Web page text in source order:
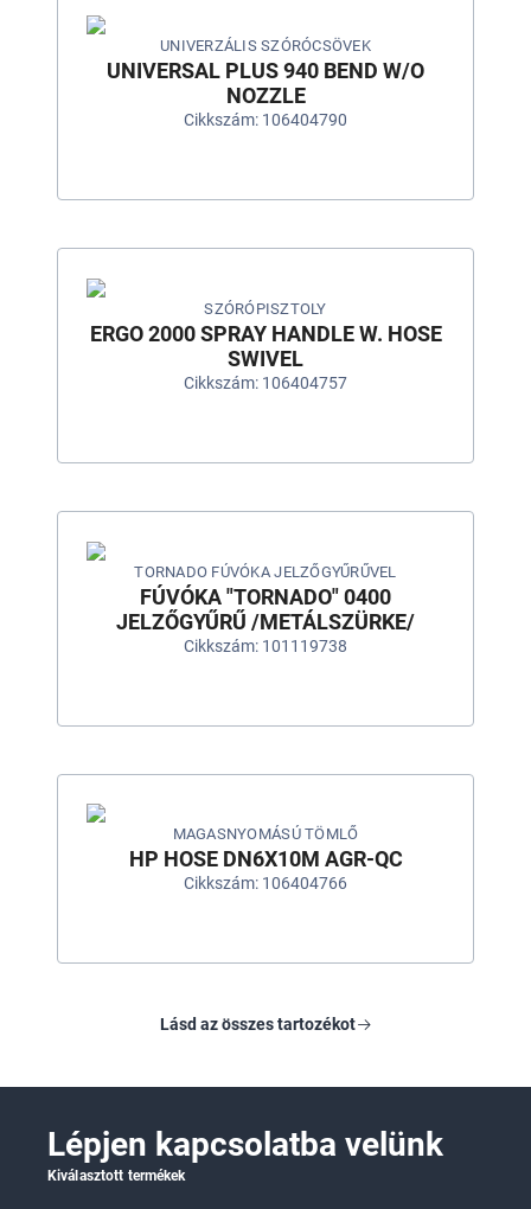
UNIVERZÁLIS SZÓRÓCSÖVEK
UNIVERSAL PLUS 940 BEND W/O
NOZZLE
Cikkszám: 106404790
SZÓRÓPISZTOLY
ERGO 2000 SPRAY HANDLE W. HOSE
SWIVEL
Cikkszám: 106404757
TORNADO FÚVÓKA JELZŐGYŰRŰVEL
FÚVÓKA "TORNADO" 0400
JELZŐGYŰRŰ /METÁLSZÜRKE/
Cikkszám: 101119738
MAGASNYOMÁSÚ TÖMLŐ
HP HOSE DN6X10M AGR-QC
Cikkszám: 106404766
Lásd az összes tartozékot
Lépjen kapcsolatba velünk
Kiválasztott termékek